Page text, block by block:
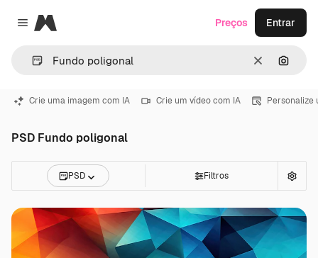
Close menu
Magnific
Limpar
Preços Entrar
Crie uma imagem com IA Crie um vídeo com IA Personalize
PSD Fundo poligonal
PSD Filtros